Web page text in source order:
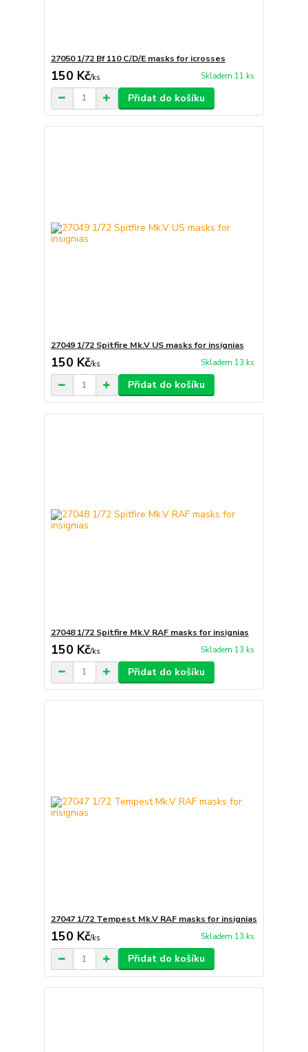
27050 1/72 Bf 110 C/D/E masks for icrosses
150 Kč/ks Skladem 11 ks
Přidat do košíku
27049 1/72 Spitfire Mk.V US masks for insignias
150 Kč/ks Skladem 13 ks
Přidat do košíku
27048 1/72 Spitfire Mk.V RAF masks for insignias
150 Kč/ks Skladem 13 ks
Přidat do košíku
27047 1/72 Tempest Mk.V RAF masks for insignias
150 Kč/ks Skladem 13 ks
Přidat do košíku